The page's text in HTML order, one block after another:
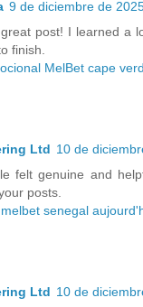
9 de diciembre de
post! I learned a
finish.
MelBet cape
Ltd 10 de
felt genuine and
posts.
senegal
Ltd 10 de